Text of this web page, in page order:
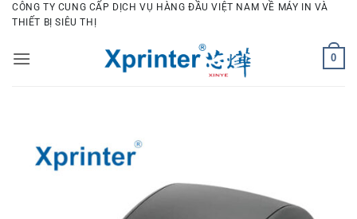
Bỏ
qua
dung
CÔNG TY CUNG CẤP DỊCH VỤ HÀNG ĐẦU VIỆT NAM VỀ MÁY IN VÀ
THIẾT BỊ SIÊU THỊ
0